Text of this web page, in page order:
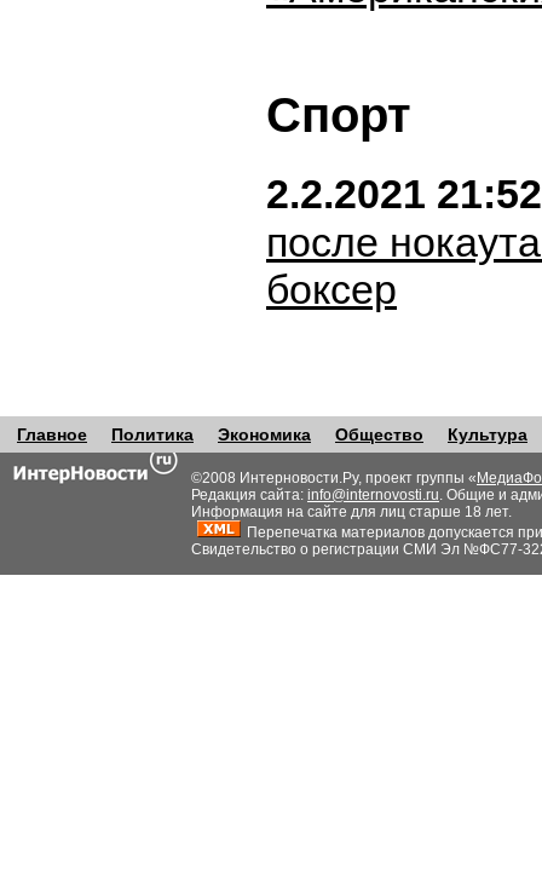
Спорт
2.2.2021 21:52
после
боксер
Главное Политика Экономика Общество Культура
©2008 Интерновости.Ру, проект группы «
Редакция сайта: info@internovosti.ru. Общие и
Информация на сайте для лиц старше 18 лет.
Перепечатка материалов допускается
Свидетельство о регистрации СМИ Эл №ФС77-